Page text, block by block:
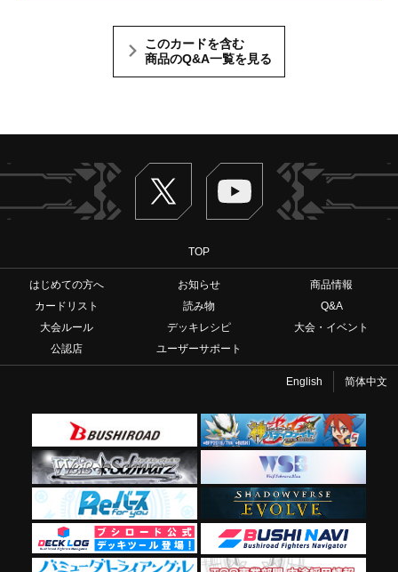
このカードを含む
商品のQ&A一覧を見る
Twitter ヴァンガードch
TOP
はじめての方へ お知らせ
商品情報
カードリスト
読み物
Q&A
大会ルール
デッキレシピ
大会・イベント
公認店
ユーザーサポート
English 简体中文